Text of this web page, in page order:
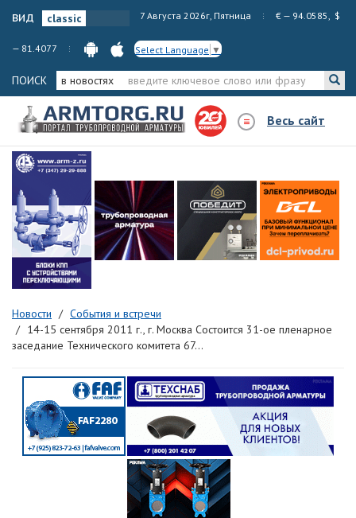
вид 7 Августа 2026г, Пятница € — 94.0585, $
— 81.4077 Select Language ▼
ПОИСК в новостях
Весь сайт
Новости
События и встречи
14-15 сентября 2011 г., г. Москва Состоится 31-ое пленарное
заседание Технического комитета 67...